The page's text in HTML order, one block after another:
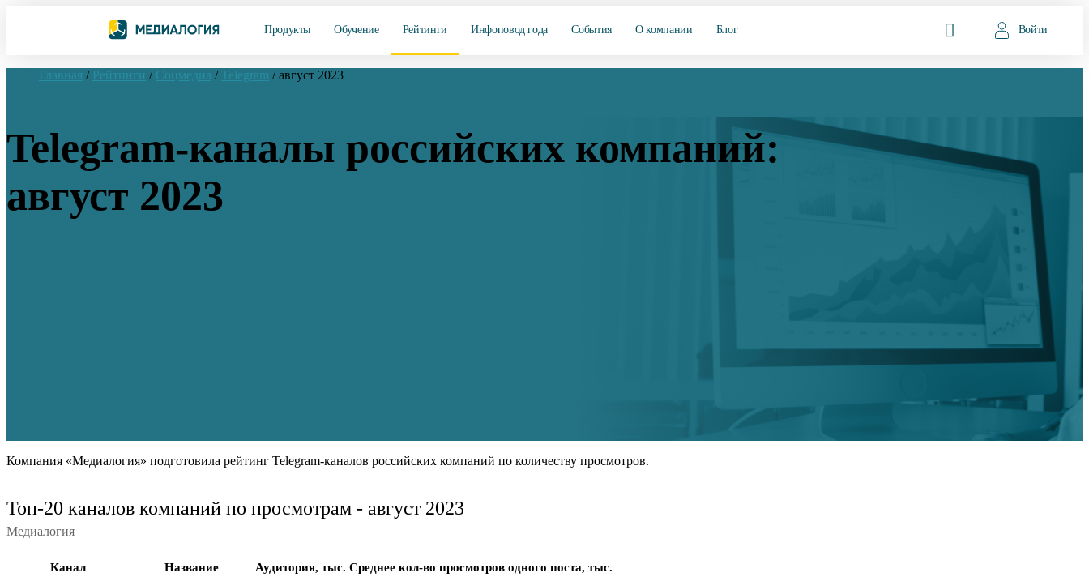
Продукты Обучение Рейтинги Инфоповод года События О компании Блог Войти
Главная / Рейтинги / Соцмедиа / Telegram / август 2023
Telegram-каналы российских компаний:
август 2023
Компания «Медиалогия» подготовила рейтинг Telegram-каналов российских компаний по количеству просмотров.
Топ-20 каналов компаний по просмотрам - август 2023
Медиалогия
Канал Название Аудитория, тыс. Среднее кол-во просмотров одного поста, тыс.